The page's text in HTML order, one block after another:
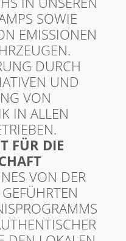
SOWIE K
EMISSIONEN A
DURCH
UND
VON
IN ALLEN
FÜR DIE
VON DER